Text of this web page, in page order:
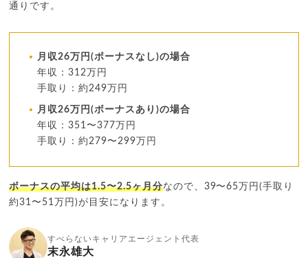
通りです。
月収26万円(ボーナスなし)の場合
年収：312万円
手取り：約249万円
月収26万円(ボーナスあり)の場合
年収：351〜377万円
手取り：約279〜299万円
ボーナスの平均は1.5〜2.5ヶ月分なので、39〜65万円(手取り
約31〜51万円)が目安になります。
すべらないキャリアエージェント代表
末永雄大